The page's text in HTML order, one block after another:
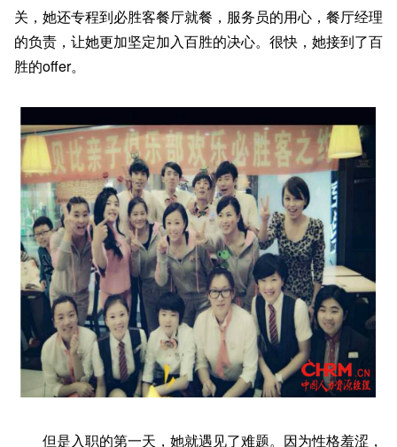
关，她还专程到必胜客餐厅就餐，服务员的用心，餐厅经理
的负责，让她更加坚定加入百胜的决心。很快，她接到了百
胜的offer。
但是入职的第一天，她就遇见了难题。因为性格羞涩，